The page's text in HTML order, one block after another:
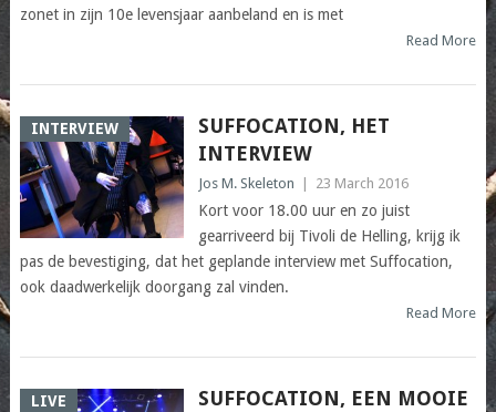
zonet in zijn 10e levensjaar aanbeland en is met
Read More
INTERVIEW
SUFFOCATION, HET
INTERVIEW
Jos M. Skeleton 23 March 2016
Kort voor 18.00 uur en zo juist
gearriveerd bij Tivoli de Helling, krijg ik
pas de bevestiging, dat het geplande interview met Suffocation,
ook daadwerkelijk doorgang zal vinden.
Read More
LIVE
SUFFOCATION, EEN MOOIE